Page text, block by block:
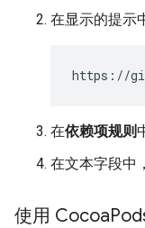
在显示的提示
在依赖项规则
在文本字段中
使用 Cocoa